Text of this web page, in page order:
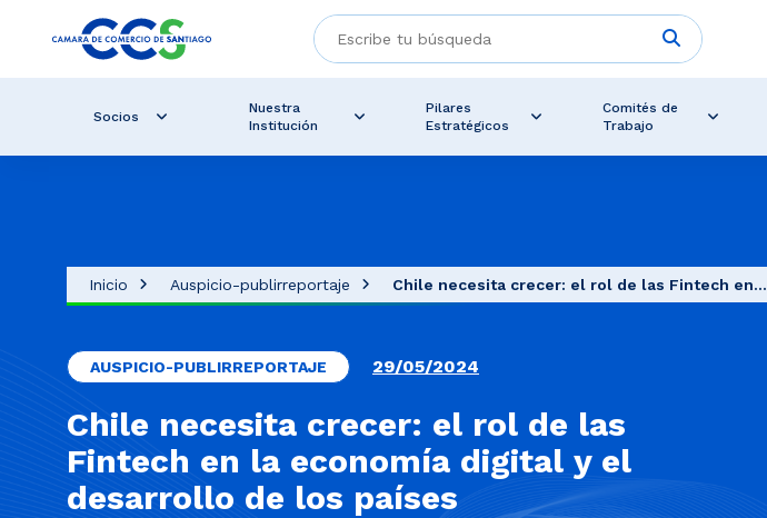
Socios
Nuestra
Institución
Pilares
Estratégicos
Comités de
Trabajo
Inicio Auspicio-publirreportaje Chile necesita crecer: el rol de las Fintech en...
AUSPICIO-PUBLIRREPORTAJE 29/05/2024
Chile necesita crecer: el rol de las
Fintech en la economía digital y el
desarrollo de los países